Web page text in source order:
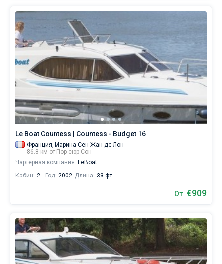
Le Boat Countess | Countess - Budget 16
Франция, Марина Сен-Жан-де-Лон
86.8 км от Пор-сюр-Сон
Чартерная компания: LeBoat
Кабин: 2 Год: 2002 Длина: 33 фт
От €909